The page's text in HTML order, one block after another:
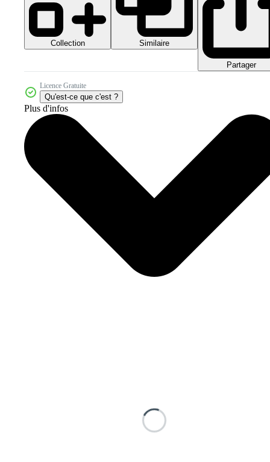
Collection Similaire
Partager
Licence Gratuite
Qu'est-ce que c'est ?
Plus d'infos